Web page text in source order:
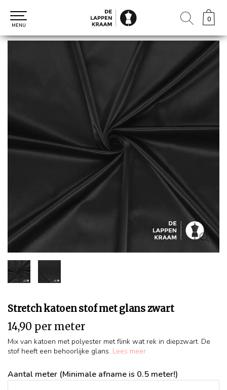
0
0
MENU
Stretch katoen stof met glans zwart
14,90 per meter
Mix van katoen met polyester met flink wat rek in diepzwart. De
stof heeft een behoorlijke glans. Lees meer
Aantal meter (Minimale afname is 0.5 meter!)